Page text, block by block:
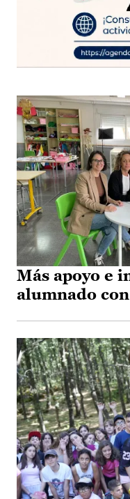
Más apoyo e
alumnado